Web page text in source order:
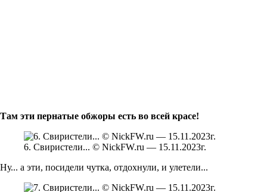
Там эти пернатые обжоры есть во всей красе!
6. Свиристели... © NickFW.ru — 15.11.2023г.
Ну... а эти, посидели чутка, отдохнули, и улетели...